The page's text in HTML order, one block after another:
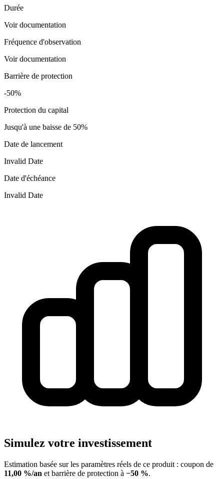
Durée
Voir documentation
Fréquence d'observation
Voir documentation
Barrière de protection
-50%
Protection du capital
Jusqu'à une baisse de 50%
Date de lancement
Invalid Date
Date d'échéance
Invalid Date
Simulez votre investissement
Estimation basée sur les paramètres réels de ce produit : coupon de
11,00 %/an et barrière de protection à −50 %.